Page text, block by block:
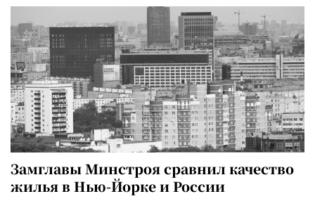
Замглавы Минстроя сравнил качество
жилья в Нью-Йорке и России